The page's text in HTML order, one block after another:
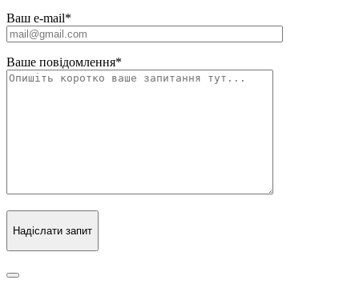
Ваш e-mail*
Ваше повідомлення*
Надіслати запит